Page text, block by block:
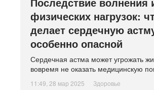
физических нагрузок:
делает сердечную
особенно опасной
Сердечная астма может угрожать
вовремя не оказать медицинскую
11:49, 28 мар 2025 Здоровье